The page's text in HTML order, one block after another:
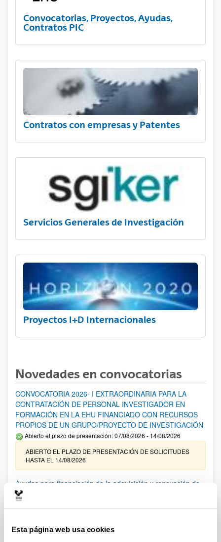
Esta página web usa cookies
Convocatorias, Proyectos, Ayudas,
Contratos PIC
Contratos con empresas y Patentes
Servicios Generales de Investigación
Proyectos I+D Internacionales
Novedades en convocatorias
CONVOCATORIA 2026- I EXTRAORDINARIA PARA LA
CONTRATACIÓN DE PERSONAL INVESTIGADOR EN
FORMACIÓN EN LA EHU FINANCIADO CON RECURSOS
PROPIOS DE UN GRUPO/PROYECTO DE INVESTIGACIÓN
Abierto el plazo de presentación: 07/08/2026 - 14/08/2026
ABIERTO EL PLAZO DE PRESENTACIÓN DE SOLICITUDES
HASTA EL 14/08/2026
Ayudas para financiación de la adquisición y renovación de
infraestructura científica y fondos bibliográficos en la
UPV/EHU 2026
25/03/2026: Corrección de errores del listado provisional de